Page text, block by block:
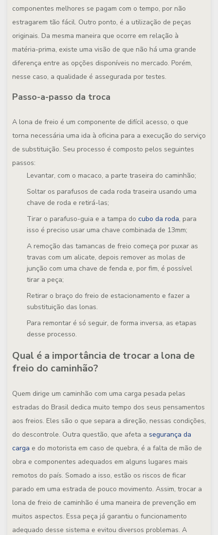
componentes melhores se pagam com o tempo, por não
estragarem tão fácil. Outro ponto, é a utilização de peças
originais. Da mesma maneira que ocorre em relação à
matéria-prima, existe uma visão de que não há uma grande
diferença entre as opções disponíveis no mercado. Porém,
nesse caso, a qualidade é assegurada por testes.
Passo-a-passo da troca
A lona de freio é um componente de difícil acesso, o que
torna necessária uma ida à oficina para a execução do serviço
de substituição. Seu processo é composto pelos seguintes
passos:
Levantar, com o macaco, a parte traseira do caminhão;
Soltar os parafusos de cada roda traseira usando uma
chave de roda e retirá-las;
Tirar o parafuso-guia e a tampa do cubo da roda, para
isso é preciso usar uma chave combinada de 13mm;
A remoção das tamancas de freio começa por puxar as
travas com um alicate, depois remover as molas de
junção com uma chave de fenda e, por fim, é possível
tirar a peça;
Retirar o braço do freio de estacionamento e fazer a
substituição das lonas.
Para remontar é só seguir, de forma inversa, as etapas
desse processo.
Qual é a importância de trocar a lona de
freio do caminhão?
Quem dirige um caminhão com uma carga pesada pelas
estradas do Brasil dedica muito tempo dos seus pensamentos
aos freios. Eles são o que separa a direção, nessas condições,
do descontrole. Outra questão, que afeta a segurança da
carga e do motorista em caso de quebra, é a falta de mão de
obra e componentes adequados em alguns lugares mais
remotos do país. Somado a isso, estão os riscos de ficar
parado em uma estrada de pouco movimento. Assim, trocar a
lona de freio de caminhão é uma maneira de prevenção em
muitos aspectos. Essa peça já garantiu o funcionamento
adequado desse sistema e evitou diversos problemas. A